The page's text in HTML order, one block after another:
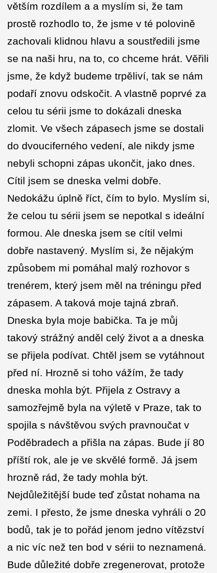
větším rozdílem a a myslím si, že tam
prostě rozhodlo to, že jsme v té polovině
zachovali klidnou hlavu a soustředili jsme
se na naši hru, na to, co chceme hrát. Věřili
jsme, že když budeme trpěliví, tak se nám
podaří znovu odskočit. A vlastně poprvé za
celou tu sérii jsme to dokázali dneska
zlomit. Ve všech zápasech jsme se dostali
do dvouciferného vedení, ale nikdy jsme
nebyli schopni zápas ukončit, jako dnes.
Cítil jsem se dneska velmi dobře.
Nedokážu úplně říct, čím to bylo. Myslím si,
že celou tu sérii jsem se nepotkal s ideální
formou. Ale dneska jsem se cítil velmi
dobře nastavený. Myslím si, že nějakým
způsobem mi pomáhal malý rozhovor s
trenérem, který jsem měl na tréningu před
zápasem. A taková moje tajná zbraň.
Dneska byla moje babička. Ta je můj
takový strážný anděl celý život a a dneska
se přijela podívat. Chtěl jsem se vytáhnout
před ní. Hrozně si toho vážím, že tady
dneska mohla být. Přijela z Ostravy a
samozřejmě byla na výletě v Praze, tak to
spojila s návštěvou svých pravnoučat v
Poděbradech a přišla na zápas. Bude jí 80
příští rok, ale je ve skvělé formě. Já jsem
hrozně rád, že tady mohla být.
Nejdůležitější bude teď zůstat nohama na
zemi. I přesto, že jsme dneska vyhráli o 20
bodů, tak je to pořád jenom jedno vítězství
a nic víc než ten bod v sérii to neznamená.
Bude důležité dobře zregenerovat, protože